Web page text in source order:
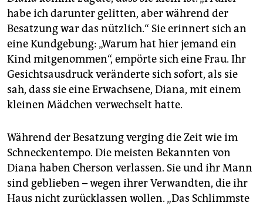
habe ich darunter gelitten, aber während der
Besatzung war das nützlich.“ Sie erinnert sich an
eine Kundgebung: „Warum hat hier jemand ein
Kind mitgenommen“, empörte sich eine Frau. Ihr
Gesichtsausdruck veränderte sich sofort, als sie
sah, dass sie eine Erwachsene, Diana, mit einem
kleinen Mädchen verwechselt hatte.
Während der Besatzung verging die Zeit wie im
Schneckentempo. Die meisten Bekannten von
Diana haben Cherson verlassen. Sie und ihr Mann
sind geblieben – wegen ihrer Verwandten, die ihr
Haus nicht zurücklassen wollen. „Das Schlimmste